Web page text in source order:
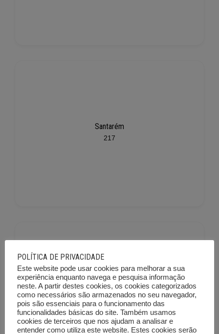
Santarém
217
Setúbal
225
POLÍTICA DE PRIVACIDADE
Este website pode usar cookies para melhorar a sua
experiência enquanto navega e pesquisa informação
neste. A partir destes cookies, os cookies categorizados
como necessários são armazenados no seu navegador,
pois são essenciais para o funcionamento das
funcionalidades básicas do site. Também usamos
cookies de terceiros que nos ajudam a analisar e
entender como utiliza este website. Estes cookies serão